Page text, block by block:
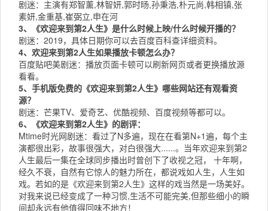
剧迷：主演有郑智薰,林智妍,郭时旸,孙秉浩,朴元尚,韩相镇,张
素妍,金重基,崔弼立,申在河
3、《欢迎来到第2人生》是什么时候上映/什么时候开播的？
剧迷：2019，具体日期你可以去百度百科查详细资料。
4、欢迎来到第2人生如果播放卡顿怎么办？
百度贴吧美剧迷：播放页面卡顿可以刷新网页或者更换播放源
看看。
5、手机版免费的《欢迎来到第2人生》哪些网站还有观看资
源？
剧迷： 芒果TV、 爱奇艺、 优酷视频、 百度视频等都可以。
6、《欢迎来到第2人生》的剧评：
Mtime时光网剧迷：看过了N多遍，现在在看第N+1遍，每个主
演都很出彩，故事很强大，对白很强大......。当年欢迎来到第2
人生最后一集在全球同步播出时曾创下了收视之冠， 十年啊，
经久不衰，自然有它惊人的魅力所在，都说戏如人生，人生如
戏。若如的是《欢迎来到第2人生》这样的戏当然是一场美好。
对我来说已经变成了一种习惯,生活不可能完美,但那些细小的瞬
间却永远有他值得回味不地方！